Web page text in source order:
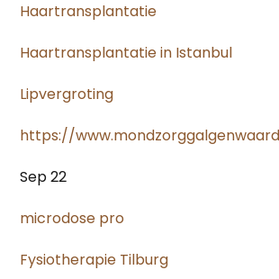
Haartransplantatie
Haartransplantatie in Istanbul
Lipvergroting
https://
Sep 22
microdose pro
Fysiotherapie Tilburg